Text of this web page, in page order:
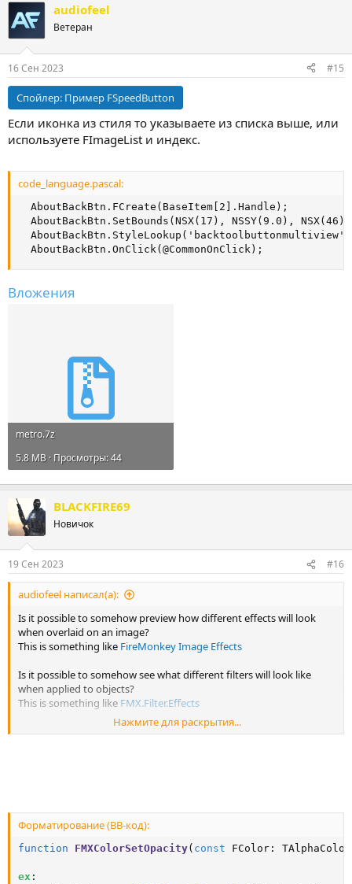
audiofeel
Ветеран
16 Сен 2023 #15
Спойлер: Пример FSpeedButton
Если иконка из стиля то указываете из списка выше, или
используете FImageList и индекс.
code_language.pascal:
  AboutBackBtn.FCreate(BaseItem[2].Handle);
AboutBackBtn.SetBounds(NSX(17), NSSY(9.0),
  AboutBackBtn.OnClick(@CommonOnClick);
Вложения
metro.7z
5.8 MB · Просмотры: 44
BLACKFIRE69
Новичок
19 Сен 2023 #16
audiofeel написал(а):
Is it possible to somehow preview how different effects will look
when overlaid on an image?
This is something like FireMonkey Image Effects
Is it possible to somehow see what different filters will look like
when applied to objects?
This is something like FMX.Filter.Effects
Color ChartColors in FireMonkey
Спойлер:Изо
Нажмите для раскрытия...
Форматирование (BB-код):
function FMXColorSetOpacity( const FColor:
ex :